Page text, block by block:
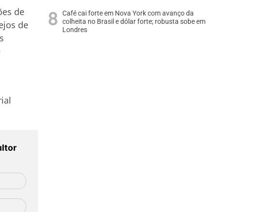
de
de
Café cai forte em Nova York com avanço da
colheita no Brasil e dólar forte; robusta sobe em
Londres